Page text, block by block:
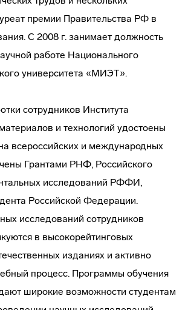
премии Правительства РФ в
С 2008 г. занимает должность
работе Национального
университета «МИЭТ».
сотрудников Института
и технологий удостоены
всероссийских и международных
Грантами РНФ, Российского
исследований РФФИ,
Российской Федерации.
исследований сотрудников
в высокорейтинговых
изданиях и активно
процесс. Программы обучения
широкие возможности студентам